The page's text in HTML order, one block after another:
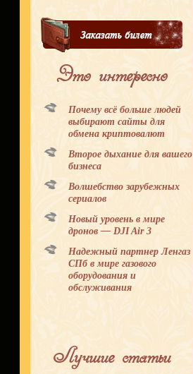
Это интересно
Почему всё больше людей
выбирают сайты для
обмена криптовалют
Второе дыхание для вашего
бизнеса
Волшебство зарубежных
сериалов
Новый уровень в мире
дронов — DJI Air 3
Надежный партнер Ленгаз
СПб в мире газового
оборудования и
обслуживания
Лучшие статьи